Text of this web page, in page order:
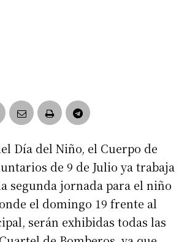
Día del Niño, el Cuerpo de
de 9 de Julio ya trabaja
segunda jornada para el niño
el domingo 19 frente al
serán exhibidas todas las